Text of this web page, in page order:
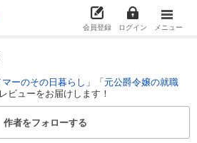
会員登録 ログイン メニュー
ーのその日暮らし 」「元公爵令嬢の就職
ビューをお届けします！
作者をフォローする